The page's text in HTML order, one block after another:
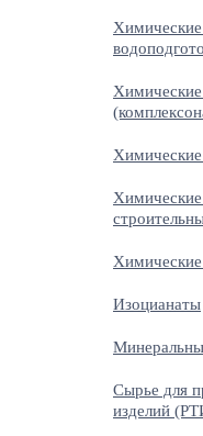
Химические
Химические
Химические
Изоцианаты
Сырье для
изделий